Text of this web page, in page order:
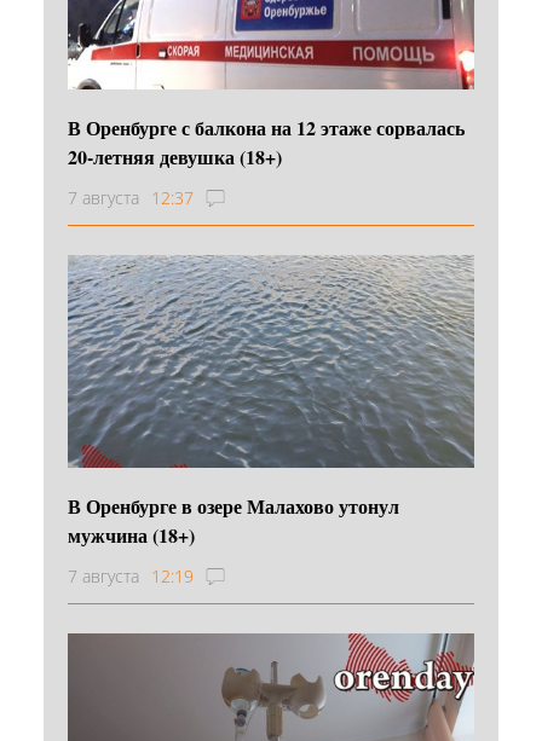
В Оренбурге с балкона на 12 этаже сорвалась
20-летняя девушка (18+)
7 августа 12:37
В Оренбурге в озере Малахово утонул
мужчина (18+)
7 августа 12:19